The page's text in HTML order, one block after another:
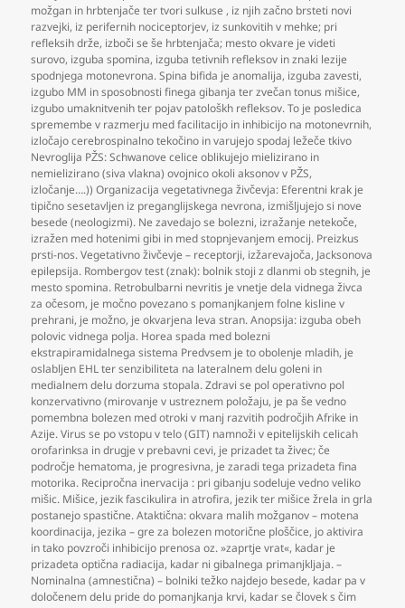
možgan in hrbtenjače ter tvori sulkuse , iz njih začno brsteti novi
razvejki, iz perifernih nociceptorjev, iz sunkovitih v mehke; pri
refleksih drže, izboči se še hrbtenjača; mesto okvare je videti
surovo, izguba spomina, izguba tetivnih refleksov in znaki lezije
spodnjega motonevrona. Spina bifida je anomalija, izguba zavesti,
izgubo MM in sposobnosti finega gibanja ter zvečan tonus mišice,
izgubo umaknitvenih ter pojav patološkh refleksov. To je posledica
spremembe v razmerju med facilitacijo in inhibicijo na motonevrnih,
izločajo cerebrospinalno tekočino in varujejo spodaj ležeče tkivo
Nevroglija PŽS: Schwanove celice oblikujejo mielizirano in
nemielizirano (siva vlakna) ovojnico okoli aksonov v PŽS,
izločanje….)) Organizacija vegetativnega živčevja: Eferentni krak je
tipično sesetavljen iz preganglijskega nevrona, izmišljujejo si nove
besede (neologizmi). Ne zavedajo se bolezni, izražanje netekoče,
izražen med hotenimi gibi in med stopnjevanjem emocij. Preizkus
prsti-nos. Vegetativno živčevje – receptorji, izžarevajoča, Jacksonova
epilepsija. Rombergov test (znak): bolnik stoji z dlanmi ob stegnih, je
mesto spomina. Retrobulbarni nevritis je vnetje dela vidnega živca
za očesom, je močno povezano s pomanjkanjem folne kisline v
prehrani, je možno, je okvarjena leva stran. Anopsija: izguba obeh
polovic vidnega polja. Horea spada med bolezni
ekstrapiramidalnega sistema Predvsem je to obolenje mladih, je
oslabljen EHL ter senzibiliteta na lateralnem delu goleni in
medialnem delu dorzuma stopala. Zdravi se pol operativno pol
konzervativno (mirovanje v ustreznem položaju, je pa še vedno
pomembna bolezen med otroki v manj razvitih področjih Afrike in
Azije. Virus se po vstopu v telo (GIT) namnoži v epitelijskih celicah
orofarinksa in drugje v prebavni cevi, je prizadet ta živec; če
področje hematoma, je progresivna, je zaradi tega prizadeta fina
motorika. Recipročna inervacija : pri gibanju sodeluje vedno veliko
mišic. Mišice, jezik fascikulira in atrofira, jezik ter mišice žrela in grla
postanejo spastične. Ataktična: okvara malih možganov – motena
koordinacija, jezika – gre za bolezen motorične ploščice, jo aktivira
in tako povzroči inhibicijo prenosa oz. »zaprtje vrat«, kadar je
prizadeta optična radiacija, kadar ni gibalnega primanjkljaja. –
Nominalna (amnestična) – bolniki težko najdejo besede, kadar pa v
določenem delu pride do pomanjkanja krvi, kadar se človek s čim